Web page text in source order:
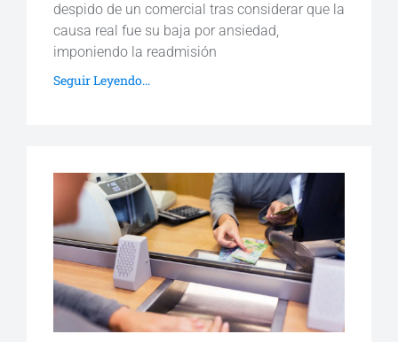
despido de un comercial tras considerar que la
causa real fue su baja por ansiedad,
imponiendo la readmisión
Seguir Leyendo...